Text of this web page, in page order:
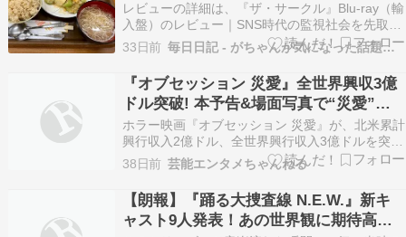
レビューの詳細は、『ザ・サークル』Blu-ray（輸
入盤）のレビュー｜SNS時代の監視社会を先取り
したディストピア・サスペンス【SDR / dts-HD
MA】を参照のこと。 この映画はちょうど10年前
に制作されたものである。原作小説があって、そ
れの映画化ということである。10…
33日前 毎日日記 - がちゃんが気になった話題を書き散らす
『オブセッション 災愛』全世界興収3億
ドル突破! 本予告&場面写真で“災愛”の
恐怖が明らかに
ホラー映画『オブセッション 災愛』が、北米累計
興行収入2億ドル、全世界興行収入3億ドルを突破
する大ヒットを記録。あわせて、本予告編と場面
写真が公開された。 続きを読む ≫ オブセッショ
ン災愛 ホラー 映画 映画
38日前 芸能エンタメちゃんねる
【朗報】『踊る大捜査線 N.E.W.』新キ
ャスト9人発表！あの世界観に期待高ま